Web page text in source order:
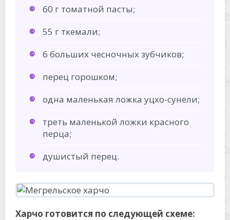
60 г томатной пасты;
55 г ткемали;
6 больших чесночных зубчиков;
перец горошком;
одна маленькая ложка уцхо-сунели;
треть маленькой ложки красного
перца;
душистый перец.
Харчо готовится по следующей схеме: